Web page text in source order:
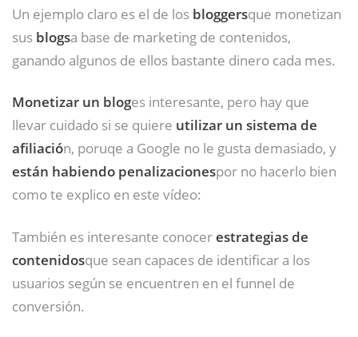
Un ejemplo claro es el de los bloggersque monetizan
sus blogsa base de marketing de contenidos,
ganando algunos de ellos bastante dinero cada mes.
Monetizar un bloges interesante, pero hay que
llevar cuidado si se quiere utilizar un sistema de
afiliación, poruqe a Google no le gusta demasiado, y
están habiendo penalizacionespor no hacerlo bien
como te explico en este vídeo:
También es interesante conocerestrategias de
contenidosque sean capaces de identificar a los
usuarios según se encuentren en el funnel de
conversión.